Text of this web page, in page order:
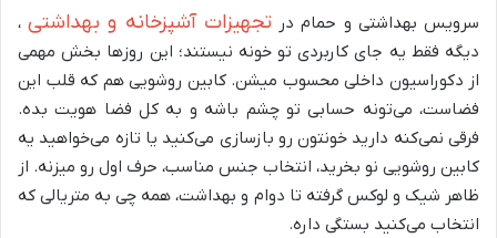
سرویس بهداشتی و حمام در تجهیزات آشپزخانه و بهداشتی،
دیگه فقط یه جای کاربردی تو خونه نیستند؛ این روزها بخش مهمی
از دکوراسیون داخلی محسوب میشن. کابین روشویی هم که قلب این
فضاست، می‌تونه حسابی تو چشم باشه و به کل فضا هویت بده.
فرقی نمی‌کنه دارید خونتون رو بازسازی می‌کنید یا تازه می‌خواهید یه
کابین روشویی نو بخرید، انتخاب جنس مناسب، حرف اول رو میزنه. از
ظاهر شیک و لوکس گرفته تا دوام و بهداشت، همه چی به متریالی که
انتخاب می‌کنید بستگی داره.